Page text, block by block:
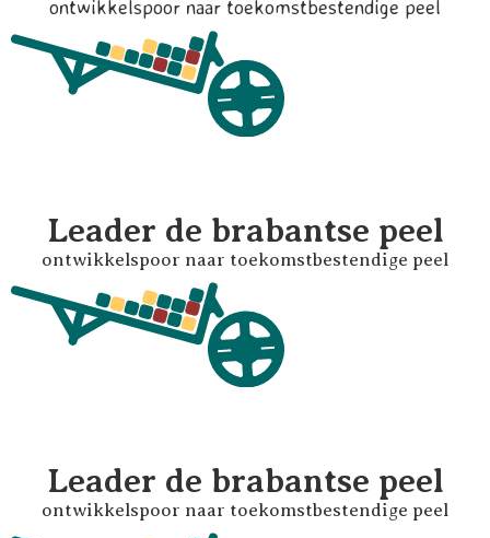
ontwikkelspoor naar toekomstbestendige peel
Leader de brabantse peel
ontwikkelspoor naar toekomstbestendige peel
Leader de brabantse peel
ontwikkelspoor naar toekomstbestendige peel